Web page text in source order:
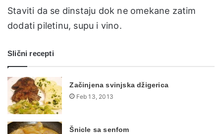
Staviti da se dinstaju dok ne omekane zatim
dodati piletinu, supu i vino.
Slični recepti
Začinjena svinjska džigerica
Feb 13, 2013
Šnicle sa senfom